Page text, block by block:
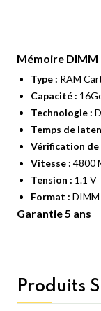
Mémoire DIMM
Type : RAM
Capacité :
Technologie :
Temps de
Vérification
Vitesse : 4800
Tension : 1.1 V
Format : DIMM
Garantie 5 ans
Produits